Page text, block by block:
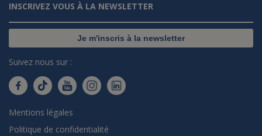
INSCRIVEZ VOUS À LA NEWSLETTER
Je m'inscris à la newsletter
Suivez nous sur :
Mentions légales
Politique de confidentialité